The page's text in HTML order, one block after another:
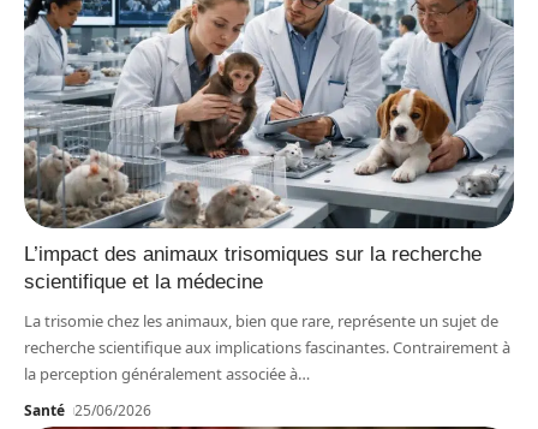
L’impact des animaux trisomiques sur la recherche
scientifique et la médecine
La trisomie chez les animaux, bien que rare, représente un sujet de
recherche scientifique aux implications fascinantes. Contrairement à
la perception généralement associée à…
Santé 25/06/2026